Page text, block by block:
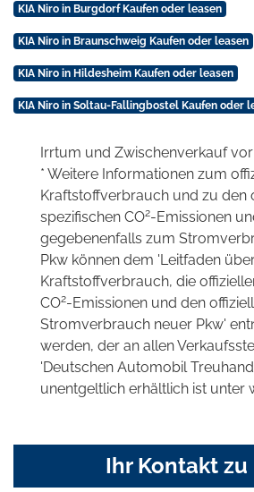
KIA Niro in Burgdorf Kaufen oder leasen
KIA Niro in Braunschweig Kaufen oder leasen
KIA Niro in Hildesheim Kaufen oder leasen
KIA Niro in Soltau-Fallingbostel Kaufen oder
Irrtum und Zwischenverkauf
* Weitere Informationen zum
Kraftstoffverbrauch und zu den
spezifischen CO2-Emissionen
gegebenenfalls zum
Pkw können dem 'Leitfaden
Kraftstoffverbrauch, die
CO2-Emissionen und den
Stromverbrauch neuer Pkw'
werden, der an allen
'Deutschen Automobil
unentgeltlich erhältlich ist unter
Ihr Kontakt zu